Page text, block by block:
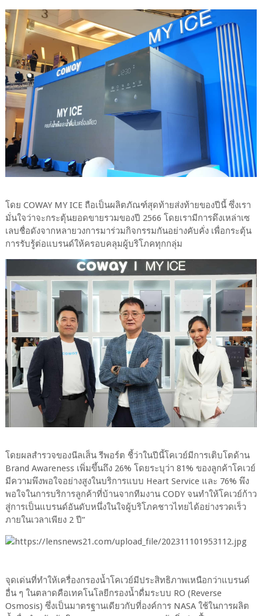
โดย COWAY MY ICE ถือเป็นผลิตภัณฑ์สุดท้ายส่งท้ายของปีนี้ ซึ่งเรา
มั่นใจว่าจะกระตุ้นยอดขายรวมของปี 2566 โดยเรามีการดึงเหล่าเซ
เลบชื่อดังจากหลายวงการมาร่วมกิจกรรมกันอย่างคับคั่ง เพื่อกระตุ้น
การรับรู้ต่อแบรนด์ให้ครอบคลุมผู้บริโภคทุกกลุ่ม
โดยผลสำรวจของนีลเส็น รีพอร์ต ชี้ว่าในปีนี้โคเวย์มีการเติบโตด้าน
Brand Awareness เพิ่มขึ้นถึง 26% โดยระบุว่า 81% ของลูกค้าโคเวย์
มีความพึงพอใจอย่างสูงในบริการแบบ Heart Service และ 76% พึง
พอใจในการบริการลูกค้าที่บ้านจากทีมงาน CODY จนทำให้โคเวย์ก้าว
สู่การเป็นแบรนด์อันดับหนึ่งในใจผู้บริโภคชาวไทยได้อย่างรวดเร็ว
ภายในเวลาเพียง 2 ปี”
จุดเด่นที่ทำให้เครื่องกรองน้ำโคเวย์มีประสิทธิภาพเหนือกว่าแบรนด์
อื่น ๆ ในตลาดคือเทคโนโลยีกรองน้ำดื่มระบบ RO (Reverse
Osmosis) ซึ่งเป็นมาตรฐานเดียวกับที่องค์การ NASA ใช้ในการผลิต